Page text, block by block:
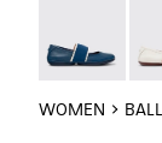
WOMEN